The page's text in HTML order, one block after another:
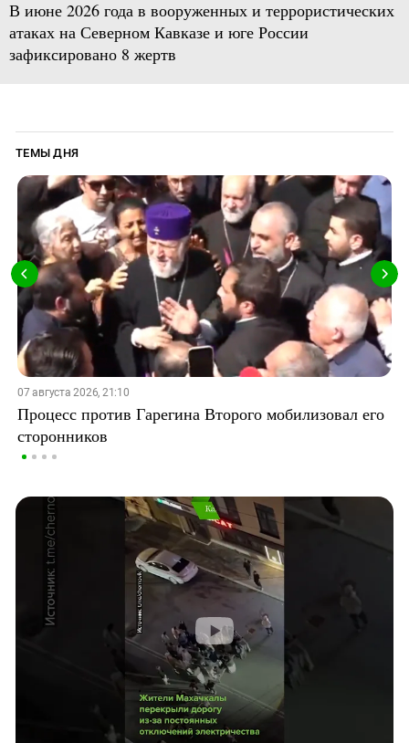
В июне 2026 года в вооруженных и террористических
атаках на Северном Кавказе и юге России
зафиксировано 8 жертв
ТЕМЫ ДНЯ
07 августа 2026, 21:10
Процесс против Гарегина Второго мобилизовал его
сторонников